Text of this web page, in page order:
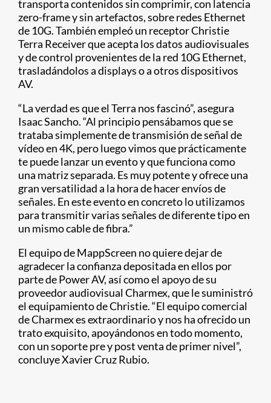
transporta contenidos sin comprimir, con latencia
zero-frame y sin artefactos, sobre redes Ethernet
de 10G. También empleó un receptor Christie
Terra Receiver​ que acepta los datos audiovisuales
y de control provenientes de la red 10G Ethernet,
trasladándolos a displays o a otros dispositivos
AV.
“La verdad es que el Terra nos fascinó”, asegura
Isaac Sancho. “Al principio pensábamos que se
trataba simplemente de transmisión de señal de
vídeo en 4K, pero luego vimos que prácticamente
te puede lanzar un evento y que funciona como
una matriz separada. Es muy potente y ofrece una
gran versatilidad a la hora de hacer envíos de
señales. En este evento en concreto lo utilizamos
para transmitir varias señales de diferente tipo en
un mismo cable de fibra.”
El equipo de MappScreen no quiere dejar de
agradecer la confianza depositada en ellos por
parte de Power AV, así como el apoyo de su
proveedor audiovisual Charmex, que le suministró
el equipamiento de Christie. “El equipo comercial
de Charmex es extraordinario y nos ha ofrecido un
trato exquisito, apoyándonos en todo momento,
con un soporte pre y post venta de primer nivel”,
concluye Xavier Cruz Rubio.